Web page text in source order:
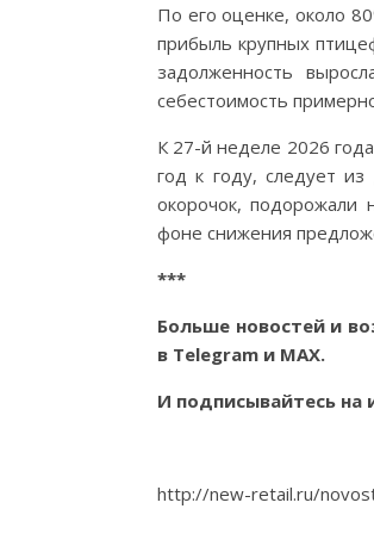
По его оценке, около
прибыль крупных
задолженность
себестоимость
К 27-й неделе 2026
год к году, следует
окорочок, подорожали
фоне снижения
***
Больше новостей и
в Telegram и MAX.
И подписывайтесь на
http://new-retail.ru/